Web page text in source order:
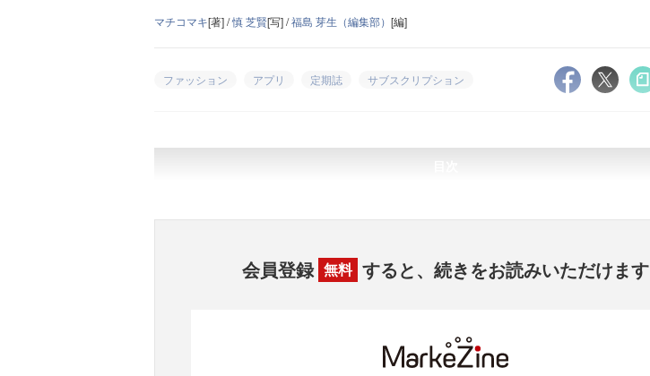
マチコマキ[著] /慎 芝賢[写] /福島 芽生（編集部） [編]
ファッション アプリ 定期誌 サブスクリプション
会員登録 無料 すると、続きをお読みいただけます